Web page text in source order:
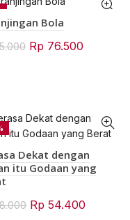
Rp 78.000.
Rp
Bola
Original
Rp 76.500
Dekat dengan
itu Godaan yang
Original
Rp 54.400